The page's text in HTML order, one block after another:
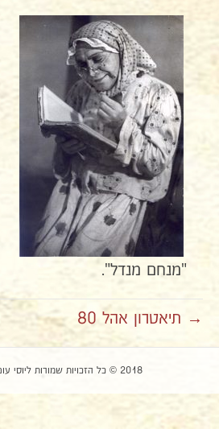
"מנחם מנדל".
→ תיאטרון אהל 80
2018 © כל הזכויות שמורות ליוסי עופר "גולה ותקומה"